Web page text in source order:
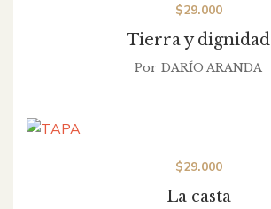
Tierra y dignidad
$29.000
Por DARÍO ARANDA
La casta
$29.000